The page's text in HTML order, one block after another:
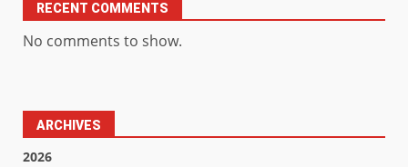
RECENT COMMENTS
No comments to show.
ARCHIVES
2026